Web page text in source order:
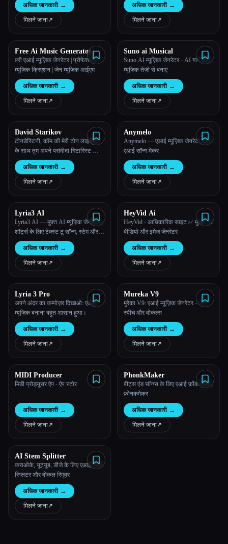
अधिक जानकारी →
मिलने जाना↗︎
अधिक जानकारी →
मिलने जाना↗︎
Free Ai Music Generator
फ़्री एआई म्यूज़िक जेनरेटर | प्रोफेशनल
म्यूज़िक क्रिएशन | जेन म्यूज़िक आईएम
अधिक जानकारी →
मिलने जाना↗︎
Suno ai Musical
Suno AI म्यूज़िक जेनरेटर - AI गाने और
म्यूज़िक तेज़ी से बनाएं
अधिक जानकारी →
मिलने जाना↗︎
David Starikov
टोनडेस्टिनी, कॉम की मेरी टोन लाइब्रेरी
के साथ तुम अपने पसंदीदा गिटारिस्ट की
तरह लग रहे हो
अधिक जानकारी →
मिलने जाना↗︎
Anymelo
Anymelo — एआई म्यूज़िक जेनरेटर और
एआई सॉन्ग मेकर
अधिक जानकारी →
मिलने जाना↗︎
Lyria3 AI
Lyria3 AI — मुफ़्त AI म्यूज़िक जेनरेटर |
शॉर्ट्स के लिए टेक्स्ट टू सॉन्ग, स्टेम और
बीजीएम
अधिक जानकारी →
मिलने जाना↗︎
HeyVid Ai
HeyVid - आधिकारिक साइट ✅ मुफ़्त AI
वीडियो और इमेज जेनरेटर
अधिक जानकारी →
मिलने जाना↗︎
Lyria 3 Pro
अपने अंदर का कम्पोज़र दिखाओ: एआई
म्यूज़िक बनाना बहुत आसान हुआ।
अधिक जानकारी →
मिलने जाना↗︎
Mureka V9
मुरेका V9: एआई म्यूज़िक जेनरेटर - गाने,
स्पीच और वोकल्स
अधिक जानकारी →
मिलने जाना↗︎
MIDI Producer
मिडी प्रोड्यूसर ऐप - ऐप स्टोर
अधिक जानकारी →
मिलने जाना↗︎
PhonkMaker
बीट्स एंड सॉन्ग्स के लिए एआई फ़ोंक मेकर |
फ़ोनकमेकर
अधिक जानकारी →
मिलने जाना↗︎
AI Stem Splitter
कराओके, यूट्यूब, डीजे के लिए एआई स्टेम
स्प्लिटर और वोकल रिमूवर
अधिक जानकारी →
मिलने जाना↗︎